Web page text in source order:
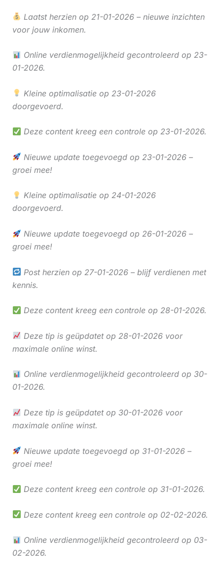
Laatst herzien op 21-01-2026 – nieuwe inzichten
voor jouw inkomen.
Online verdienmogelijkheid gecontroleerd op 23-
01-2026.
Kleine optimalisatie op 23-01-2026
doorgevoerd.
Deze content kreeg een controle op 23-01-2026.
Nieuwe update toegevoegd op 23-01-2026 –
groei mee!
Kleine optimalisatie op 24-01-2026
doorgevoerd.
Nieuwe update toegevoegd op 26-01-2026 –
groei mee!
Post herzien op 27-01-2026 – blijf verdienen met
kennis.
Deze content kreeg een controle op 28-01-2026.
Deze tip is geüpdatet op 28-01-2026 voor
maximale online winst.
Online verdienmogelijkheid gecontroleerd op 30-
01-2026.
Deze tip is geüpdatet op 30-01-2026 voor
maximale online winst.
Nieuwe update toegevoegd op 31-01-2026 –
groei mee!
Deze content kreeg een controle op 31-01-2026.
Deze content kreeg een controle op 02-02-2026.
Online verdienmogelijkheid gecontroleerd op 03-
02-2026.